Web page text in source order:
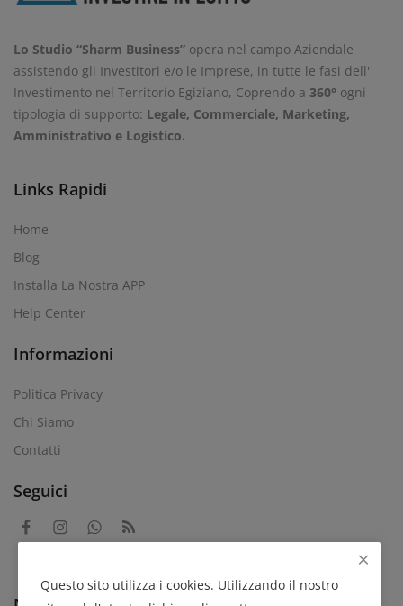
Lo Studio “Sharm Business” opera nel campo Aziendale
assistendo gli Investitori e/o le Imprese, in tutte le fasi dell'
Investimento nel Territorio Egiziano, Coprendo a 360° ogni
tipologia di supporto: Legale, Commerciale, Marketing,
Amministrativo e Logistico.
Links Rapidi
Home
Blog
Installa La Nostra APP
Help Center
Informazioni
Politica Privacy
Chi Siamo
Contatti
Seguici
Questo sito utilizza i cookies. Utilizzando il nostro